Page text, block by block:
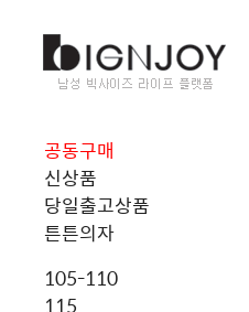
공동구매
신상품
당일출고상품
튼튼의자
105-110
115